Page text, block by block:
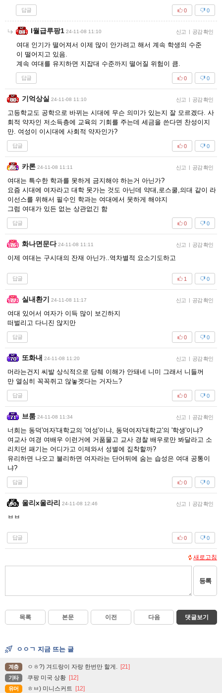
답글 0
0
I월급루팡1 24-11-08 11:10 신고 | 공감 확인
여대 인기가 떨어져서 이제 많이 안가려고 해서 계속 학생의 수준
이 떨어지고 있음.
계속 여대를 유지하면 지잡대 수준까지 떨어질 위험이 큼.
답글 0
0
기억상실 24-11-08 11:10 신고 | 공감 확인
고등학교도 공학으로 바뀌는 시대에 무슨 의미가 있는지 잘 모르겠다. 사
회적 약자인 저소득층에 교육의 기회를 주는데 세금을 쓴다면 찬성이지
만. 여성이 이시대에 사회적 약자인가?
답글 0
0
카론 24-11-08 11:11 신고 | 공감 확인
여대는 특수한 학과를 못하게 금지해야 하는거 아닌가?
요즘 시대에 여자라고 대학 못가는 것도 아닌데 약대,로스쿨,의대 같이 라
이선스를 위해서 필수인 학과는 여대에서 못하게 해야지
그럼 여대가 있든 없는 상관없긴 함
답글 0
0
화나면문다 24-11-08 11:11 신고 | 공감 확인
이제 여대는 구시대의 잔재 아닌가..역차별적 요소기도하고
답글 0
1
실내환기 24-11-08 11:17 신고 | 공감 확인
여대 있어서 여자가 이득 많이 보긴하지
떠벌리고 다니진 않지만
답글 0
0
또화내 24-11-08 11:20 신고 | 공감 확인
머라는건지 씨발 상식적으로 당췌 이해가 안돼네 니미 그래서 니들꺼
만 열심히 꼭꼭쥐고 않놓겟다는 거자느?
답글 0
0
브룸 24-11-08 11:34 신고 | 공감 확인
너희는 동덕'여자'대학교의 '여성'이냐, 동덕여자'대학교'의 '학생'이냐?
여교사 여경 여배우 이런거에 거품물고 교사 경찰 배우로만 봐달라고 소
리치던 패기는 어디가고 이제와서 성별에 집착할까?
유리하면 나오고 불리하면 여자라는 단어뒤에 숨는 습성은 여대 공통이
냐?
답글 0
0
울리x울라리 24-11-08 12:46 신고 | 공감 확인
ㅂㅂ
답글 0
0
새로고침
등록
목록 본문 이전 다음 댓글보기
ㅇㅇㄱ 지금 뜨는 글
계층 ㅇㅎ?) 겨드랑이 자랑 한번만 할게. [21]
기타 쿠팡 미국 상황 [12]
유머 ㅎㅂ) 미니스커트 [12]